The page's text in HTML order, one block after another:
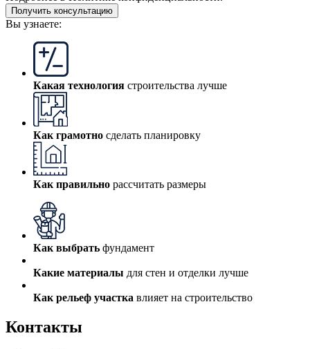
Получить консультацию
Вы узнаете:
Какая технология строительства лучше
Как грамотно сделать планировку
Как правильно рассчитать размеры
Как выбрать фундамент
Какие материалы для стен и отделки лучше
Как рельеф участка влияет на строительство
Контакты